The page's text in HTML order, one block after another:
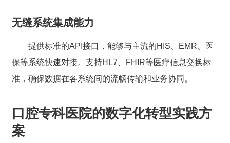
无缝系统集成能力
提供标准的API接口，能够与主流的HIS、EMR、医
保等系统快速对接。支持HL7、FHIR等医疗信息交换标
准，确保数据在各系统间的流畅传输和业务协同。
口腔专科医院的数字化转型实践方
案